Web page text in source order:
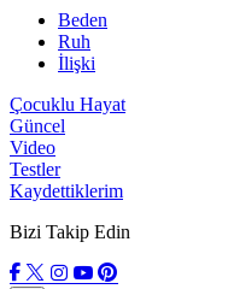
Beden
Ruh
İlişki
Çocuklu Hayat
Güncel
Video
Testler
Kaydettiklerim
Bizi Takip Edin